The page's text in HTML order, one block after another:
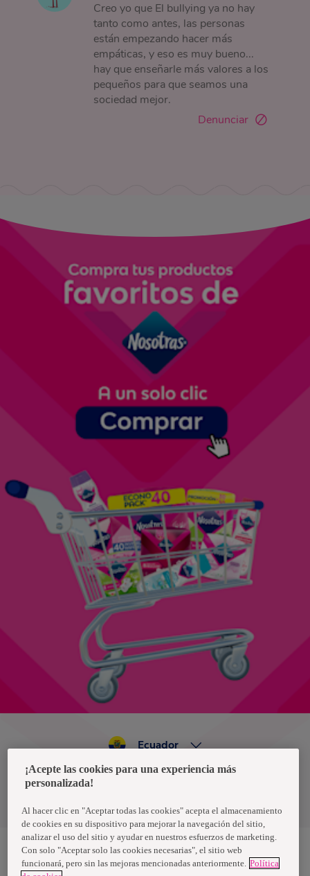
Creo yo que El bullying ya no hay
tanto como antes, las personas
están empezando hacer más
empáticas, y eso es muy bueno...
hay que enseñarle más valores a los
pequeños para que seamos una
sociedad mejor.
Denunciar
Política de privacidad de datos
Ecuador
Nosotras, una marca de Essity - una compañía global líder en
¡Acepte las cookies para una experiencia más
personalizada!
Al hacer clic en "Aceptar todas las cookies" acepta el almacenamiento
de cookies en su dispositivo para mejorar la navegación del sitio,
analizar el uso del sitio y ayudar en nuestros esfuerzos de marketing.
Con solo "Aceptar solo las cookies necesarias", el sitio web
funcionará, pero sin las mejoras mencionadas anteriormente. Política